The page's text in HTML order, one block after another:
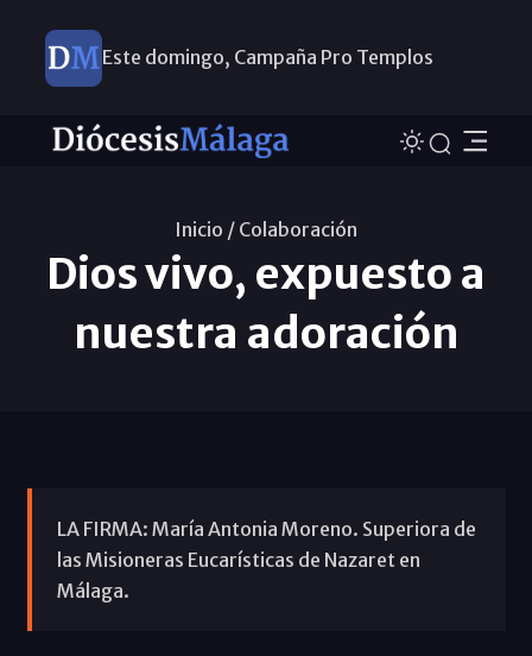
Este domingo, Campaña Pro Templos
Inicio / Colaboración
Dios vivo, expuesto a
nuestra adoración
LA FIRMA: María Antonia Moreno. Superiora de
las Misioneras Eucarísticas de Nazaret en
Málaga.